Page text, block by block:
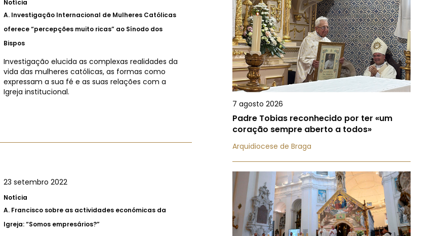
Notícia
A. Investigação Internacional de Mulheres Católicas
oferece “percepções muito ricas” ao Sínodo dos
Bispos
Investigação elucida as complexas realidades da
vida das mulheres católicas, as formas como
expressam a sua fé e as suas relações com a
Igreja institucional.
23 setembro 2022
Notícia
A. Francisco sobre as actividades económicas da
Igreja: “Somos empresários?”
7 agosto 2026
Padre Tobias reconhecido por ter «um
coração sempre aberto a todos»
Arquidiocese de Braga